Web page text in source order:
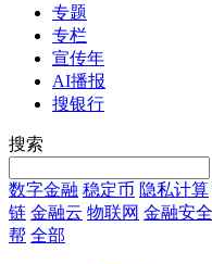
专题
专栏
宣传年
AI播报
搜银行
搜索
数字金融 稳定币 隐私计算
链 金融云 物联网 金融安全
帮 全部